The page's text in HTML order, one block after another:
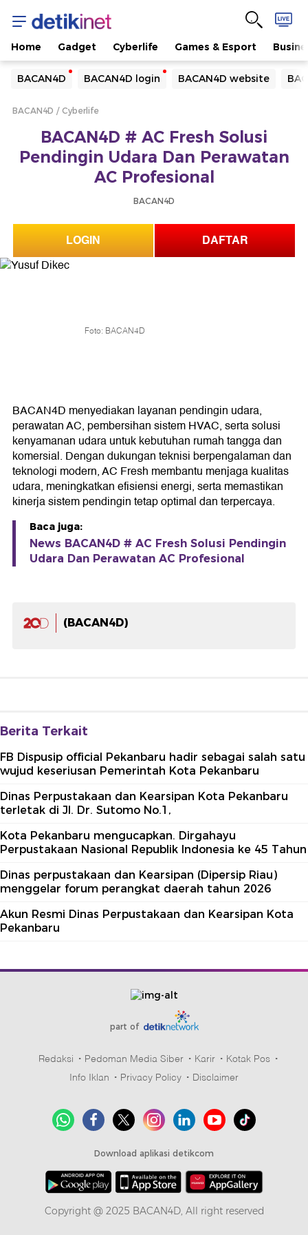
Home Gadget Cyberlife Games & Esport
BACAN4D BACAN4D login BACAN4D website
Yang sedang ramai dicari
Loading...
Loading...
BACAN4D Cyberlife
BACAN4D # AC Fresh Solusi
Pendingin Udara Dan Perawatan
AC Profesional
BACAN4D
LOGIN DAFTAR
Foto: BACAN4D
BACAN4D menyediakan layanan pendingin udara,
perawatan AC, pembersihan sistem HVAC, serta solusi
kenyamanan udara untuk kebutuhan rumah tangga dan
komersial. Dengan dukungan teknisi berpengalaman dan
teknologi modern, AC Fresh membantu menjaga kualitas
udara, meningkatkan efisiensi energi, serta memastikan
kinerja sistem pendingin tetap optimal dan terpercaya.
Baca juga:
News BACAN4D # AC Fresh Solusi Pendingin
Udara Dan Perawatan AC Profesional
(BACAN4D)
Berita Terkait
FB Dispusip official Pekanbaru hadir sebagai salah satu
wujud keseriusan Pemerintah Kota Pekanbaru
Dinas Perpustakaan dan Kearsipan Kota Pekanbaru
terletak di Jl. Dr. Sutomo No.1,
Kota Pekanbaru mengucapkan. Dirgahayu
Perpustakaan Nasional Republik Indonesia ke 45 Tahun
Dinas perpustakaan dan Kearsipan (Dipersip Riau)
menggelar forum perangkat daerah tahun 2026
Akun Resmi Dinas Perpustakaan dan Kearsipan Kota
Pekanbaru
part of
Redaksi Pedoman Media Siber Karir
Kotak Pos
Info Iklan
Privacy Policy Disclaimer
Download aplikasi detikcom
Copyright @ 2025 BACAN4D, All right reserved